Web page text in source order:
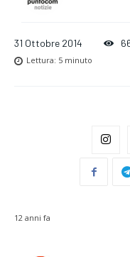
31 Ottobre 2014
Lettura: 5 minuto
12 anni fa